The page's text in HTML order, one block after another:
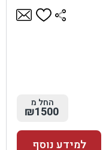
החל מ
₪1500
למידע נוסף